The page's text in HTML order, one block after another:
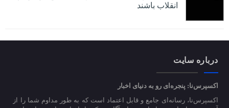
انقلاب باشند
درباره سایت
اکسپرس‌نا: پنجره‌ای رو به دنیای اخبار
اکسپرس‌نا، رسانه‌ای جامع و قابل اعتماد است که به طور مداوم شما را از